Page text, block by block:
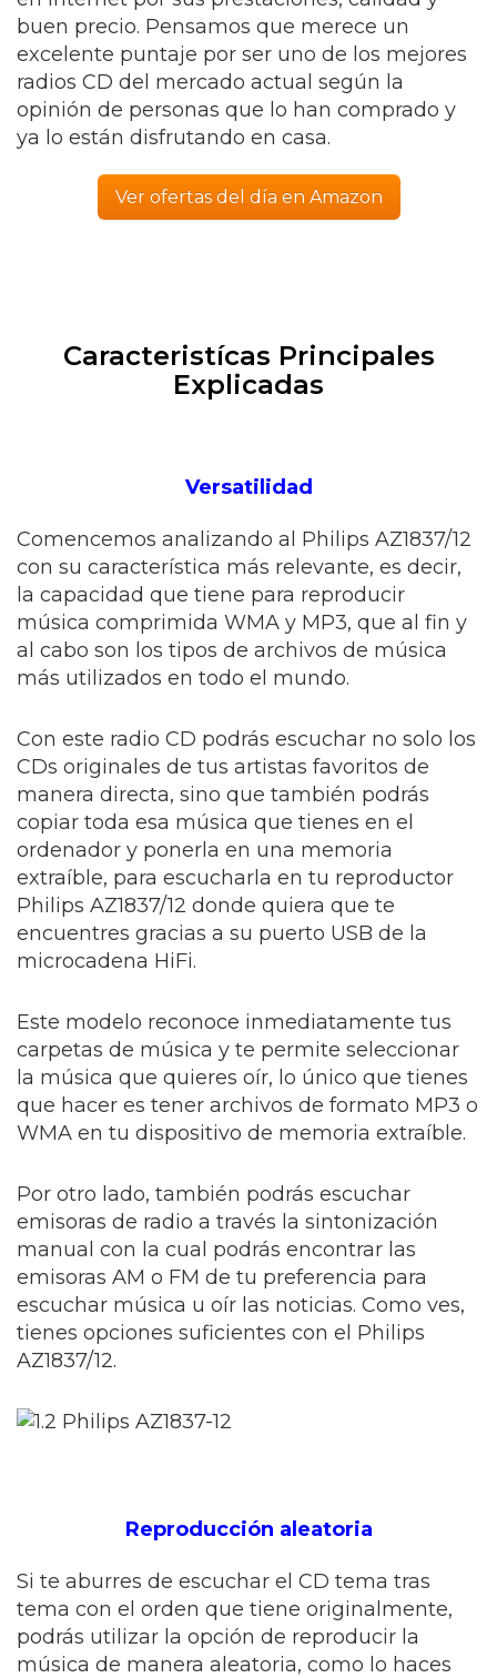
buen precio. Pensamos que merece un
excelente puntaje por ser uno de los mejores
radios CD del mercado actual según la
opinión de personas que lo han comprado y
ya lo están disfrutando en casa.
Ver ofertas del día en Amazon
Caracteristícas Principales
Explicadas
Versatilidad
Comencemos analizando al Philips AZ1837/12
con su característica más relevante, es decir,
la capacidad que tiene para reproducir
música comprimida WMA y MP3, que al fin y
al cabo son los tipos de archivos de música
más utilizados en todo el mundo.
Con este radio CD podrás escuchar no solo los
CDs originales de tus artistas favoritos de
manera directa, sino que también podrás
copiar toda esa música que tienes en el
ordenador y ponerla en una memoria
extraíble, para escucharla en tu reproductor
Philips AZ1837/12 donde quiera que te
encuentres gracias a su puerto USB de la
microcadena HiFi.
Este modelo reconoce inmediatamente tus
carpetas de música y te permite seleccionar
la música que quieres oír, lo único que tienes
que hacer es tener archivos de formato MP3 o
WMA en tu dispositivo de memoria extraíble.
Por otro lado, también podrás escuchar
emisoras de radio a través la sintonización
manual con la cual podrás encontrar las
emisoras AM o FM de tu preferencia para
escuchar música u oír las noticias. Como ves,
tienes opciones suficientes con el Philips
AZ1837/12.
Reproducción aleatoria
Si te aburres de escuchar el CD tema tras
tema con el orden que tiene originalmente,
podrás utilizar la opción de reproducir la
música de manera aleatoria, como lo haces